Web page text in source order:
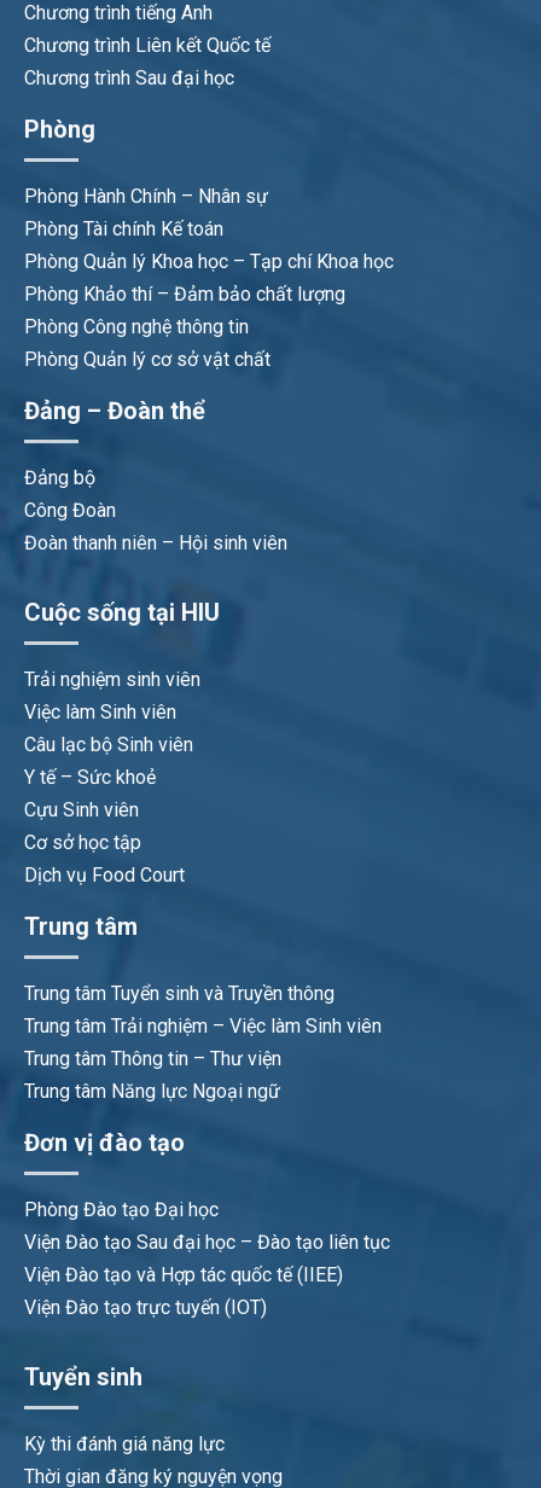
Chương trình tiếng Anh
Chương trình Liên kết Quốc tế
Chương trình Sau đại học
Phòng
Phòng Hành Chính – Nhân sự
Phòng Tài chính Kế toán
Phòng Quản lý Khoa học – Tạp chí Khoa học
Phòng Khảo thí – Đảm bảo chất lượng
Phòng Công nghệ thông tin
Phòng Quản lý cơ sở vật chất
Đảng – Đoàn thể
Đảng bộ
Công Đoàn
Đoàn thanh niên – Hội sinh viên
Cuộc sống tại HIU
Trải nghiệm sinh viên
Việc làm Sinh viên
Câu lạc bộ Sinh viên
Y tế – Sức khoẻ
Cựu Sinh viên
Cơ sở học tập
Dịch vụ Food Court
Trung tâm
Trung tâm Tuyển sinh và Truyền thông
Trung tâm Trải nghiệm – Việc làm Sinh viên
Trung tâm Thông tin – Thư viện
Trung tâm Năng lực Ngoại ngữ
Đơn vị đào tạo
Phòng Đào tạo Đại học
Viện Đào tạo Sau đại học – Đào tạo liên tục
Viện Đào tạo và Hợp tác quốc tế (IIEE)
Viện Đào tạo trực tuyến (IOT)
Tuyển sinh
Kỳ thi đánh giá năng lực
Thời gian đăng ký nguyện vọng